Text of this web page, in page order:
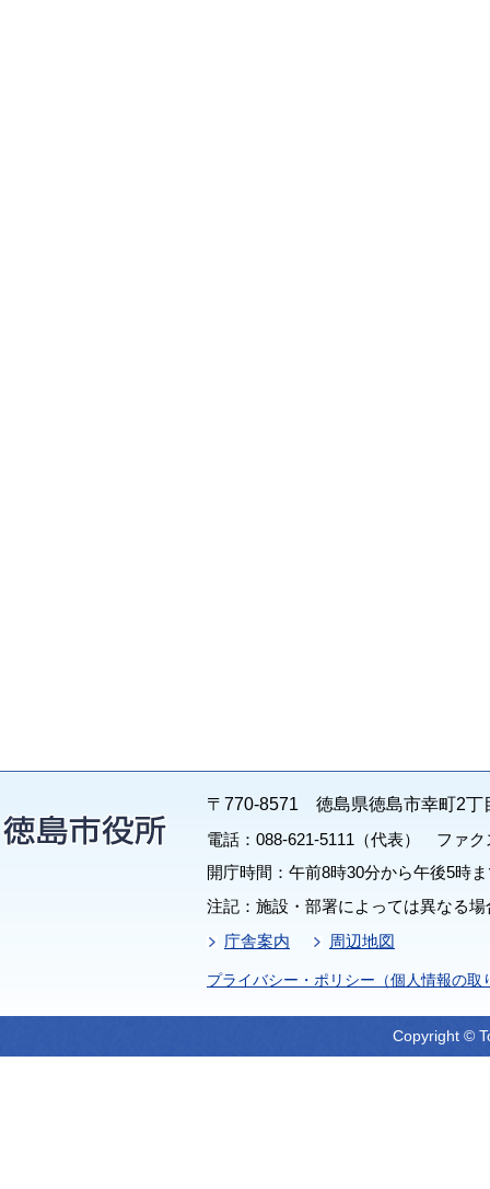
〒770-8571 徳島県徳島市幸町2丁
電話：088-621-5111（代表） ファク
開庁時間：午前8時30分から午後5時
注記：施設・部署によっては異なる
庁舎案内
周辺地図
プライバシー・ポリシー（個人情報の取
Copyright ©